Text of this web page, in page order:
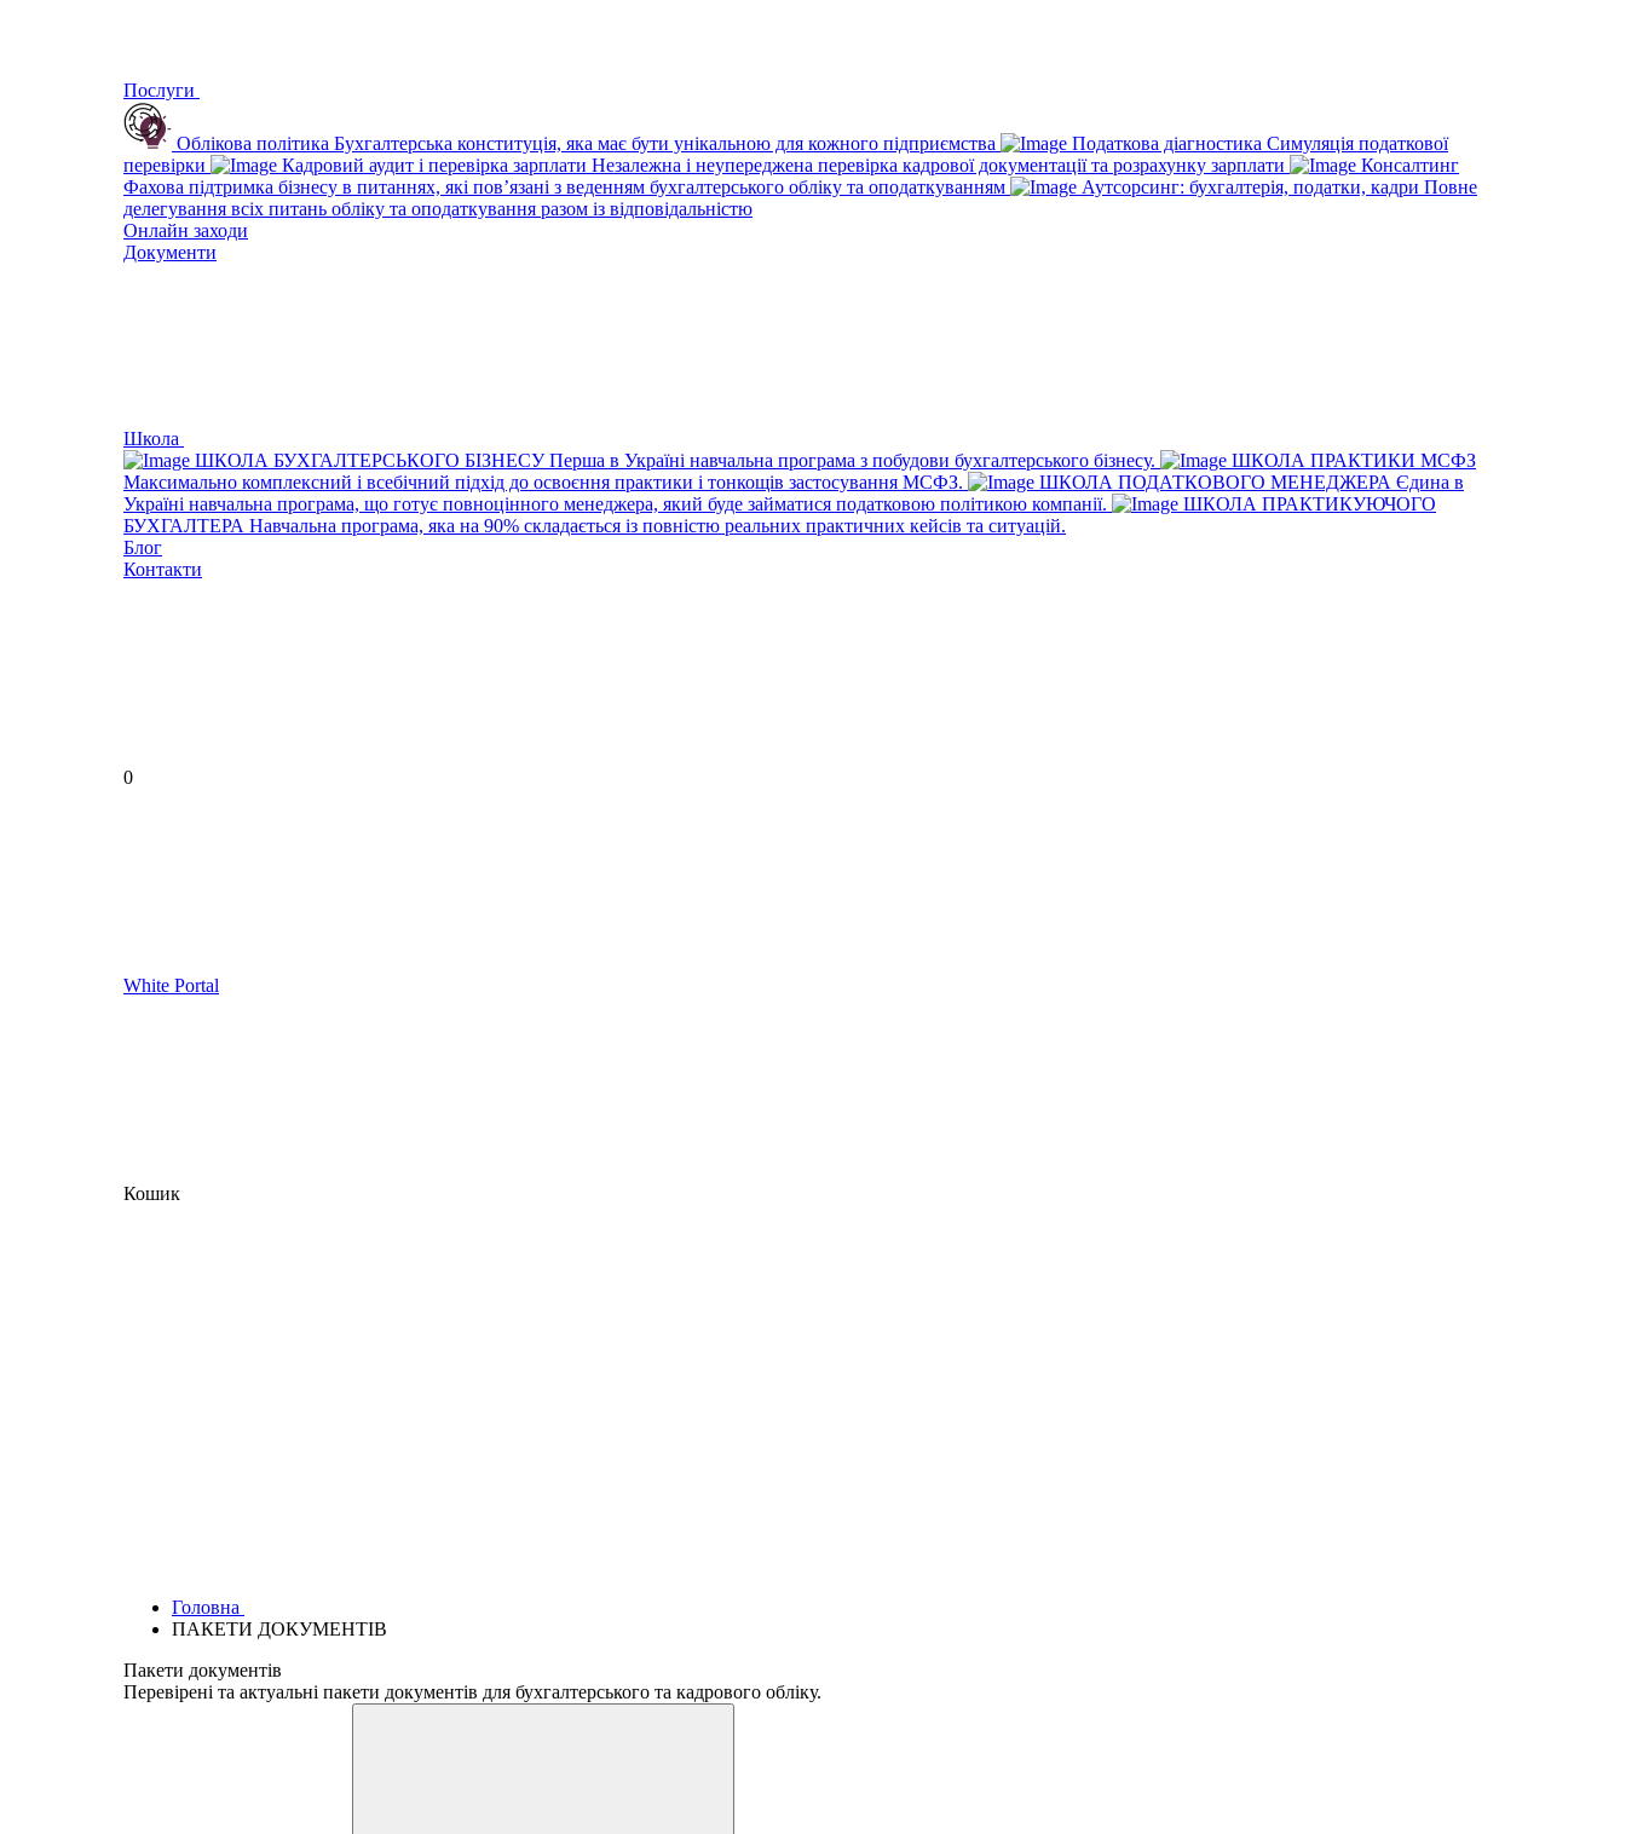
Послуги
Облікова політика Бухгалтерська конституція, яка має бути унікальною для кожного підприємства Податкова діагностика Симуляція податкової
перевірки
Кадровий аудит і перевірка зарплати Незалежна і неупереджена перевірка кадрової документації та розрахунку зарплати
Консалтинг
Фахова підтримка бізнесу в питаннях, які пов’язані з веденням бухгалтерського обліку та оподаткуванням
Аутсорсинг: бухгалтерія, податки, кадри Повне
делегування всіх питань обліку та оподаткування разом із відповідальністю
Онлайн заходи
Документи
Школа
ШКОЛА БУХГАЛТЕРСЬКОГО БІЗНЕСУПерша в Україні навчальна програма з побудови бухгалтерського бізнесу.
ШКОЛА ПРАКТИКИ МСФЗ
Максимально комплексний і всебічний підхід до освоєння практики і тонкощів застосування МСФЗ.
ШКОЛА ПОДАТКОВОГО МЕНЕДЖЕРА Єдина в
Україні навчальна програма, що готує повноцінного менеджера, який буде займатися податковою політикою компанії.
ШКОЛА ПРАКТИКУЮЧОГО
БУХГАЛТЕРА Навчальна програма, яка на 90% складається із повністю реальних практичних кейсів та ситуацій.
Блог
Контакти
0
White Portal
Кошик
Головна
ПАКЕТИ ДОКУМЕНТІВ
Пакети документів
Перевірені та актуальні пакети документів для бухгалтерського та кадрового обліку.